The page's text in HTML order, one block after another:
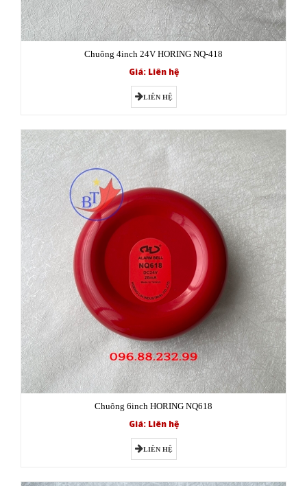
Chuông 4inch 24V HORING NQ-418
Giá: Liên hệ
LIÊN HỆ
Chuông 6inch HORING NQ618
Giá: Liên hệ
LIÊN HỆ